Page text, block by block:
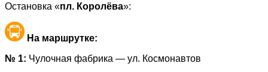
Остановка «пл. Королёва»:
На маршрутке:
№ 1: Чулочная фабрика — ул. Космонавтов